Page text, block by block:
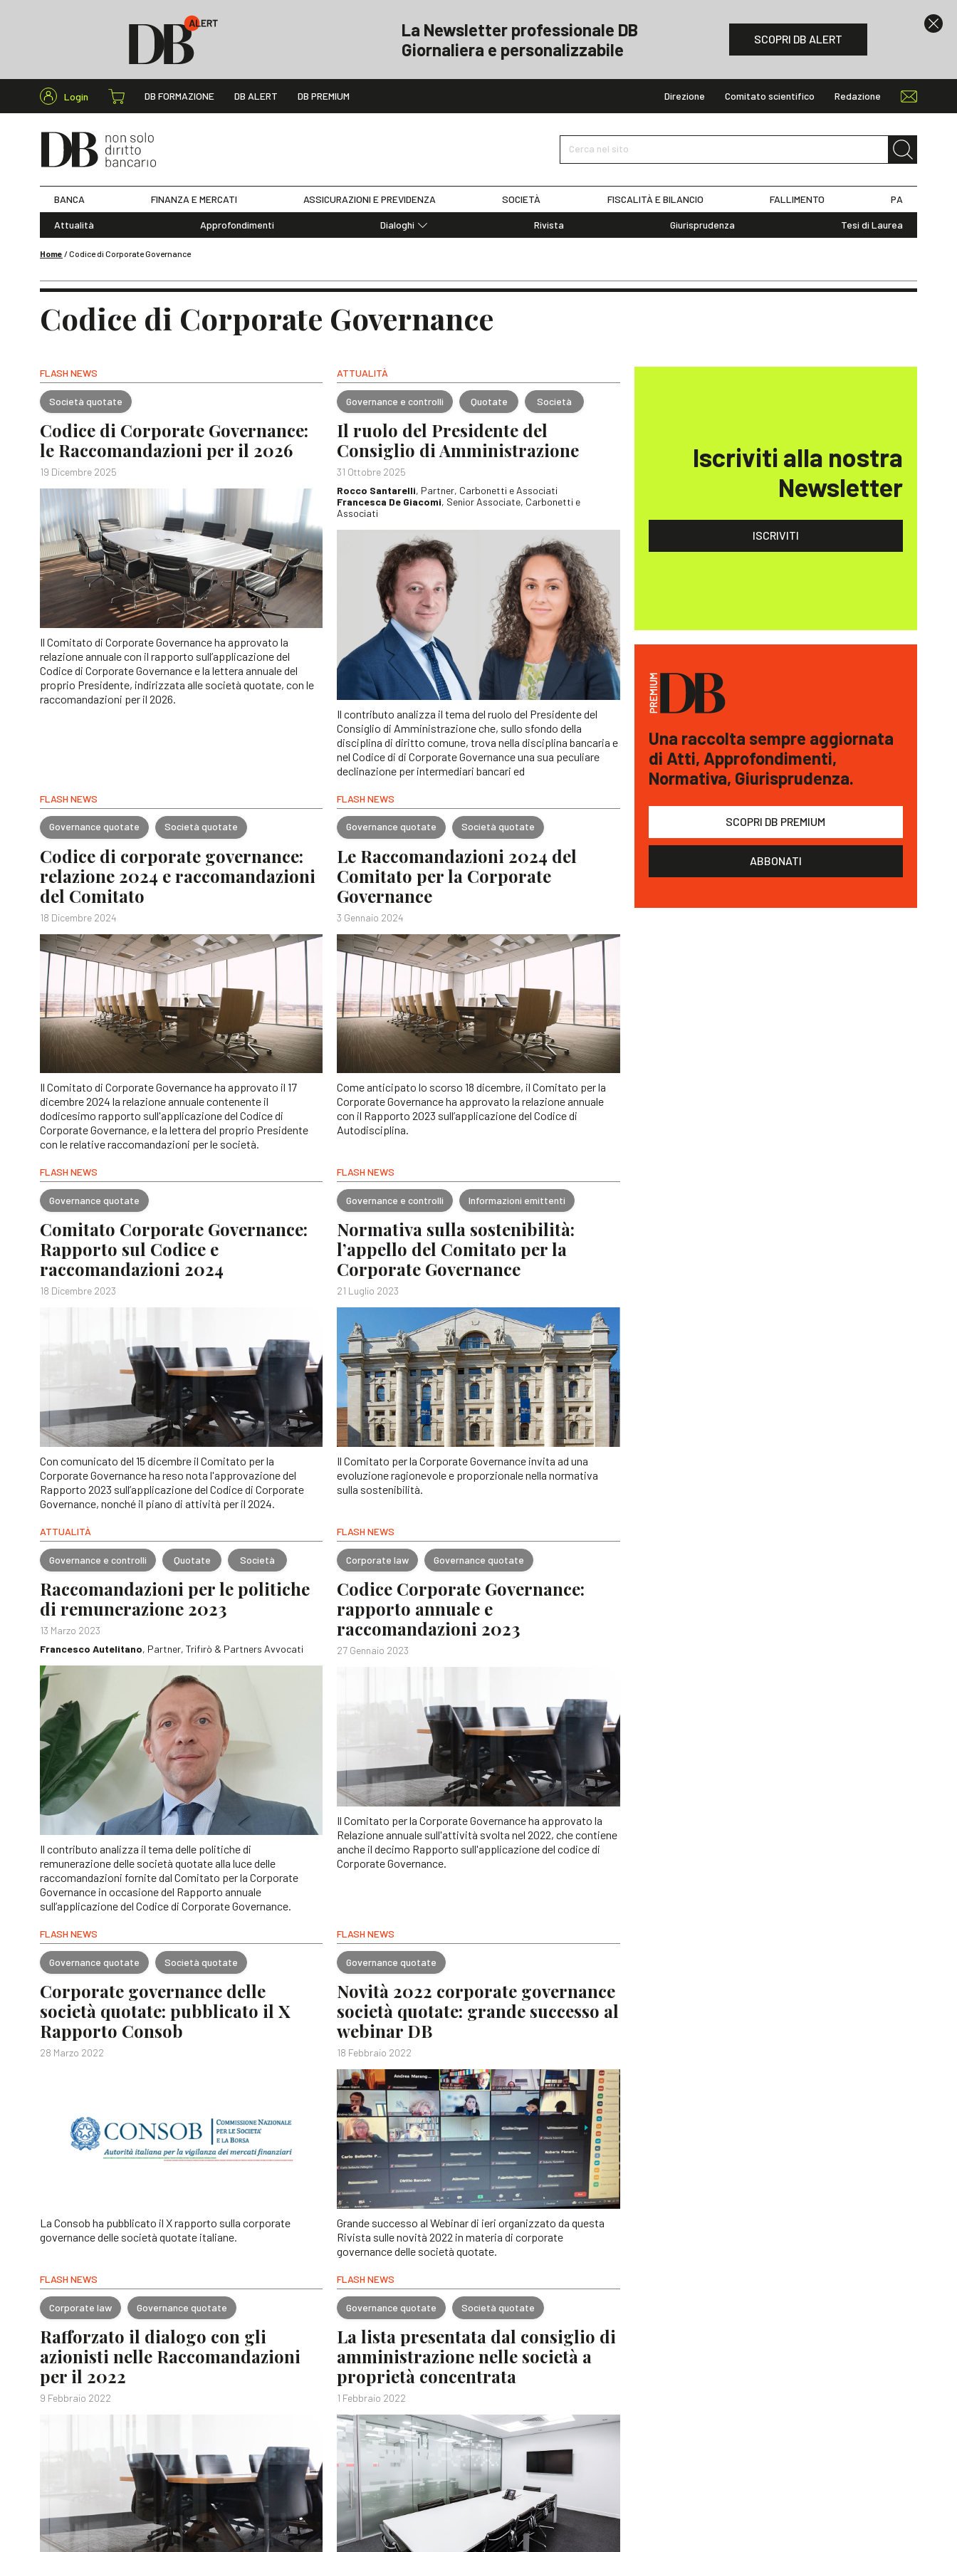
La Newsletter professionale DB
Giornaliera e personalizzabile
SCOPRI DB ALERT
Login DB FORMAZIONE DB ALERT DB PREMIUM Direzione Comitato scientifico Redazione
Cerca nel sito
BANCA FINANZA E MERCATI ASSICURAZIONI E PREVIDENZA SOCIETÀ FISCALITÀ E BILANCIO FALLIMENTO PA
Attualità Approfondimenti
Dialoghi
Articoli
Rivista Giurisprudenza Tesi di Laurea
Home /Codice di Corporate Governance
Codice di Corporate Governance
FLASH NEWS
Società quotate
Codice di Corporate Governance:
le Raccomandazioni per il 2026
19 Dicembre 2025
Il Comitato di Corporate Governance ha approvato la
relazione annuale con il rapporto sull’applicazione del
Codice di Corporate Governance e la lettera annuale del
proprio Presidente, indirizzata alle società quotate, con le
raccomandazioni per il 2026.
ATTUALITÀ
Governance e controlli Quotate Società
Il ruolo del Presidente del
Consiglio di Amministrazione
31 Ottobre 2025
Rocco Santarelli, Partner, Carbonetti e Associati
Francesca De Giacomi, Senior Associate, Carbonetti e
Associati
Il contributo analizza il tema del ruolo del Presidente del
Consiglio di Amministrazione che, sullo sfondo della
disciplina di diritto comune, trova nella disciplina bancaria e
nel Codice di di Corporate Governance una sua peculiare
declinazione per intermediari bancari ed
FLASH NEWS
Governance quotate Società quotate
Codice di corporate governance:
relazione 2024 e raccomandazioni
del Comitato
18 Dicembre 2024
Il Comitato di Corporate Governance ha approvato il 17
dicembre 2024 la relazione annuale contenente il
dodicesimo rapporto sull'applicazione del Codice di
Corporate Governance, e la lettera del proprio Presidente
con le relative raccomandazioni per le società.
FLASH NEWS
Governance quotate Società quotate
Le Raccomandazioni 2024 del
Comitato per la Corporate
Governance
3 Gennaio 2024
Come anticipato lo scorso 18 dicembre, il Comitato per la
Corporate Governance ha approvato la relazione annuale
con il Rapporto 2023 sull’applicazione del Codice di
Autodisciplina.
FLASH NEWS
Governance quotate
Comitato Corporate Governance:
Rapporto sul Codice e
raccomandazioni 2024
18 Dicembre 2023
Con comunicato del 15 dicembre il Comitato per la
Corporate Governance ha reso nota l'approvazione del
Rapporto 2023 sull’applicazione del Codice di Corporate
Governance, nonché il piano di attività per il 2024.
FLASH NEWS
Governance e controlli Informazioni emittenti
Normativa sulla sostenibilità:
l’appello del Comitato per la
Corporate Governance
21 Luglio 2023
Il Comitato per la Corporate Governance invita ad una
evoluzione ragionevole e proporzionale nella normativa
sulla sostenibilità.
ATTUALITÀ
Governance e controlli Quotate Società
Raccomandazioni per le politiche
di remunerazione 2023
13 Marzo 2023
Francesco Autelitano, Partner, Trifirò & Partners Avvocati
Il contributo analizza il tema delle politiche di
remunerazione delle società quotate alla luce delle
raccomandazioni fornite dal Comitato per la Corporate
Governance in occasione del Rapporto annuale
sull’applicazione del Codice di Corporate Governance.
FLASH NEWS
Corporate law Governance quotate
Codice Corporate Governance:
rapporto annuale e
raccomandazioni 2023
27 Gennaio 2023
Il Comitato per la Corporate Governance ha approvato la
Relazione annuale sull'attività svolta nel 2022, che contiene
anche il decimo Rapporto sull'applicazione del codice di
Corporate Governance.
FLASH NEWS
Governance quotate Società quotate
Corporate governance delle
società quotate: pubblicato il X
Rapporto Consob
28 Marzo 2022
La Consob ha pubblicato il X rapporto sulla corporate
governance delle società quotate italiane.
FLASH NEWS
Governance quotate
Novità 2022 corporate governance
società quotate: grande successo al
webinar DB
18 Febbraio 2022
Grande successo al Webinar di ieri organizzato da questa
Rivista sulle novità 2022 in materia di corporate
governance delle società quotate.
FLASH NEWS
Corporate law Governance quotate
Rafforzato il dialogo con gli
azionisti nelle Raccomandazioni
per il 2022
9 Febbraio 2022
FLASH NEWS
Governance quotate Società quotate
La lista presentata dal consiglio di
amministrazione nelle società a
proprietà concentrata
1 Febbraio 2022
Iscriviti alla nostra
Newsletter
ISCRIVITI
Una raccolta sempre aggiornata
di Atti, Approfondimenti,
Normativa, Giurisprudenza.
SCOPRI DB PREMIUM
ABBONATI